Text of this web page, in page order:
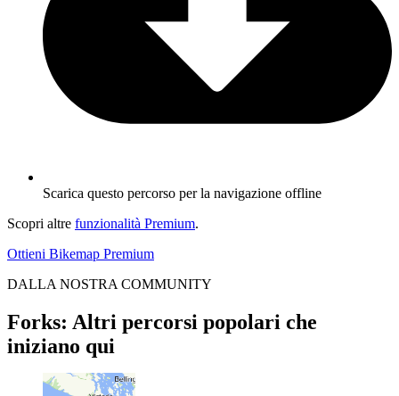
Scarica questo percorso per la navigazione offline
Scopri altre funzionalità Premium.
Ottieni Bikemap Premium
DALLA NOSTRA COMMUNITY
Forks: Altri percorsi popolari che
iniziano qui